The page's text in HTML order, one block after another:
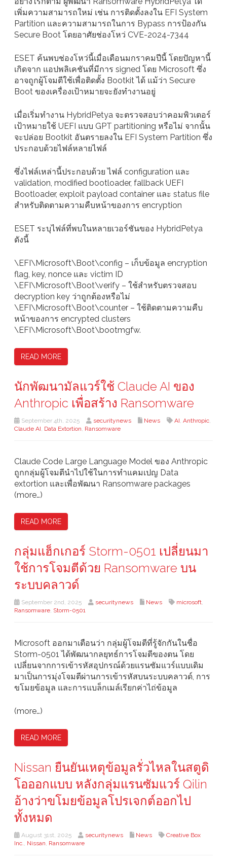
เพิ่มความสามารถใหม่ เช่น การติดตั้งลงใน EFI System
Partition และความสามารถในการ Bypass การป้องกัน
Secure Boot โดยอาศัยช่องโหว่ CVE-2024-7344
ESET ค้นพบช่องโหว่นี้เมื่อเดือนมกราคมปีนี้ โดยปัญหานี้
เกิดจาก แอปพลิเคชันที่มีการ signed โดย Microsoft ซึ่ง
อาจถูกผู้โจมตีใช้เพื่อติดตั้ง Bootkit ได้ แม้ว่า Secure
Boot ของเครื่องเป้าหมายจะยังทำงานอยู่
เมื่อเริ่มทำงาน HybridPetya จะตรวจสอบว่าคอมพิวเตอร์
เป้าหมายใช้ UEFI แบบ GPT partitioning หรือไม่ จากนั้น
จะปล่อย Bootkit อันตรายลงใน EFI System Partition ซึ่ง
ประกอบด้วยไฟล์หลายไฟล์
ซึ่งไฟล์เหล่านี้ประกอบด้วย ไฟล์ configuration และ
validation, modified bootloader, fallback UEFI
Bootloader, exploit payload container และ status file
สำหรับติดตามความคืบหน้าของการ encryption
ESET ระบุไฟล์ที่พบในหลายเวอร์ชันของ HybridPetya
ดังนี้
\EFI\Microsoft\Boot\config – เก็บข้อมูล encryption
flag, key, nonce และ victim ID
\EFI\Microsoft\Boot\verify – ใช้สำหรับตรวจสอบ
decryption key ว่าถูกต้องหรือไม่
\EFI\Microsoft\Boot\counter – ใช้ติดตามความคืบ
หน้าของการ encrypted clusters
\EFI\Microsoft\Boot\bootmgfw.
READ MORE
นักพัฒนามัลแวร์ใช้ Claude AI ของ
Anthropic เพื่อสร้าง Ransomware
September 4th, 2025 securitynews News AI, Anthropic,
Claude AI, Data Extortion, Ransomware
Claude Code Large Language Model ของ Anthropic
ถูกกลุ่มผู้โจมตีนำไปใช้ในการทำแคมเปญ Data
extortion และเพื่อพัฒนา Ransomware packages
(more…)
READ MORE
กลุ่มแฮ็กเกอร์ Storm-0501 เปลี่ยนมา
ใช้การโจมตีด้วย Ransomware บน
ระบบคลาวด์
September 2nd, 2025 securitynews News microsoft,
Ransomware, Storm-0501
Microsoft ออกมาเตือนว่า กลุ่มผู้โจมตีที่รู้จักกันในชื่อ
Storm-0501 ได้พัฒนากลยุทธ์การโจมตีของตน โดย
เปลี่ยนจากการเข้ารหัสอุปกรณ์ด้วยแรนซัมแวร์แบบเดิม
มาเป็นการมุ่งโจมตีผ่านการเข้ารหัสบนระบบคลาวด์, การ
ขโมยข้อมูล และการแบล็กเมล์เรียกค่าไถ่ข้อมูล
(more…)
READ MORE
Nissan ยืนยันเหตุข้อมูลรั่วไหลในสตูดิ
โอออกแบบ หลังกลุ่มแรนซัมแวร์ Qilin
อ้างว่าขโมยข้อมูลโปรเจกต์ออกไป
ทั้งหมด
August 31st, 2025 securitynews News
Creative Box
Inc., Nissan, Ransomware